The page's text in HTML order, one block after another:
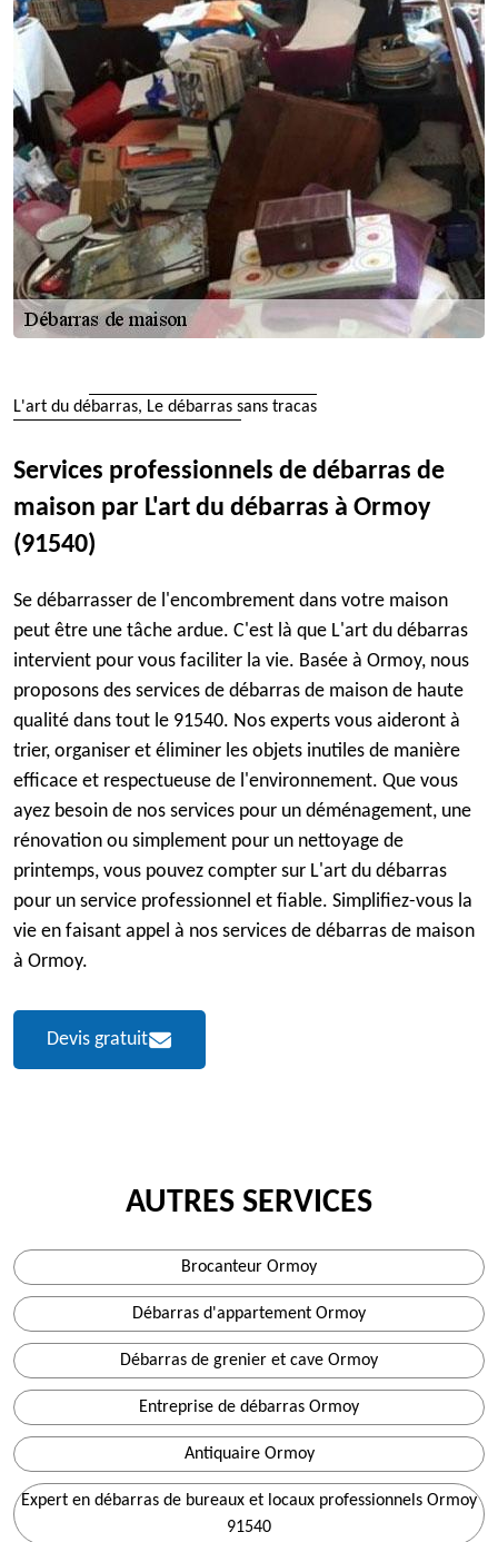
L'art du débarras, Le débarras sans tracas
Services professionnels de débarras de
maison par L'art du débarras à Ormoy
(91540)
Se débarrasser de l'encombrement dans votre maison
peut être une tâche ardue. C'est là que L'art du débarras
intervient pour vous faciliter la vie. Basée à Ormoy, nous
proposons des services de débarras de maison de haute
qualité dans tout le 91540. Nos experts vous aideront à
trier, organiser et éliminer les objets inutiles de manière
efficace et respectueuse de l'environnement. Que vous
ayez besoin de nos services pour un déménagement, une
rénovation ou simplement pour un nettoyage de
printemps, vous pouvez compter sur L'art du débarras
pour un service professionnel et fiable. Simplifiez-vous la
vie en faisant appel à nos services de débarras de maison
à Ormoy.
Devis gratuit
AUTRES SERVICES
Brocanteur Ormoy
Débarras d'appartement Ormoy
Débarras de grenier et cave Ormoy
Entreprise de débarras Ormoy
Antiquaire Ormoy
Expert en débarras de bureaux et locaux professionnels Ormoy
91540